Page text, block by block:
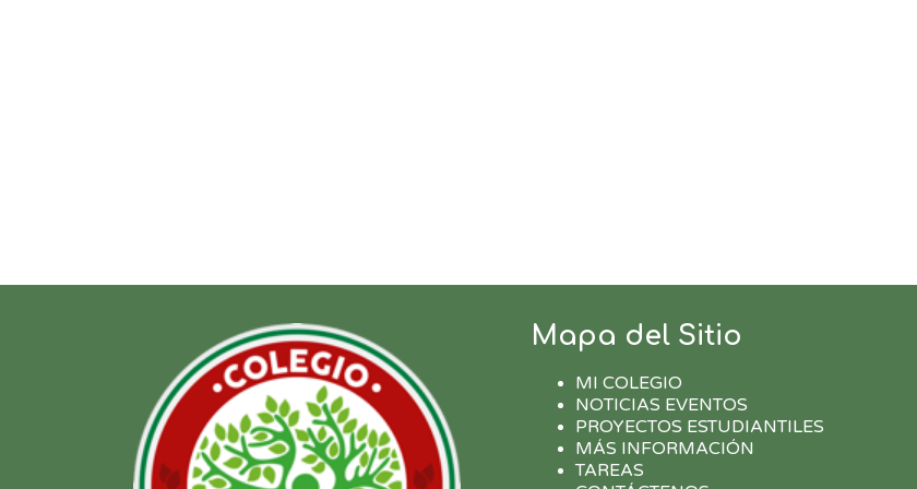
Mapa del Sitio
MI COLEGIO
NOTICIAS EVENTOS
PROYECTOS ESTUDIANTILES
MÁS INFORMACIÓN
TAREAS